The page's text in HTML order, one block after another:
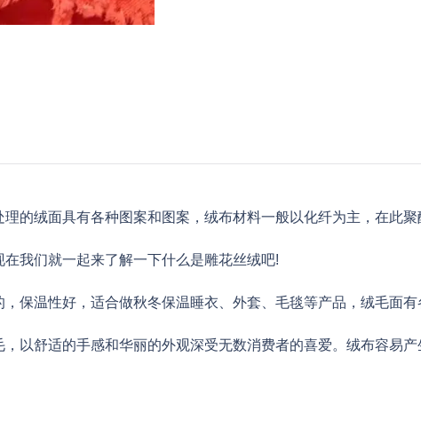
的绒面具有各种图案和图案，绒布材料一般以化纤为主，在此
我们就一起来了解一下什么是雕花丝绒吧!
保温性好，适合做秋冬保温睡衣、外套、毛毯等产品，绒毛面
以舒适的手感和华丽的外观深受无数消费者的喜爱。绒布容易